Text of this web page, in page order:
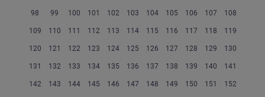
98 99 100 101 102 103 104 105 106 107 108
109 110 111 112 113 114 115 116 117 118 119
120 121 122 123 124 125 126 127 128 129 130
131 132 133 134 135 136 137 138 139 140 141
142 143 144 145 146 147 148 149 150 151 152